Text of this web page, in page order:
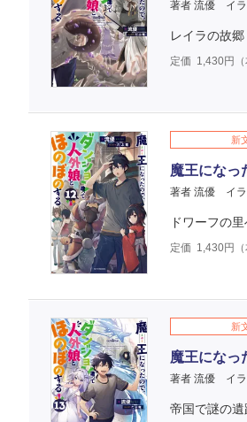
著者 流優 イ
レイラの故
定価 1,430円
新
魔王になっ
著者 流優 イ
ドワーフの
定価 1,430円
新
魔王になっ
著者 流優 イ
帝国で謎の